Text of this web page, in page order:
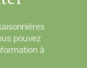
pouvez
à